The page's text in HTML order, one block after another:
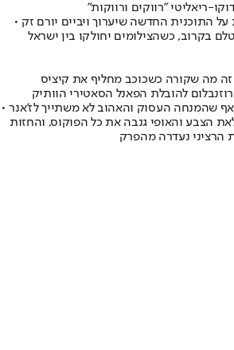
ריאליטי "רווקים ורווקות"
התוכנית החדשה שיערוך ויביים יורם זק •
בקרוב, כשהצילומים יחולקו בין ישראל
מה שקורה כשכוכב מחליף את קיציס
להובלת הפאנל הסאטירי הוותיק
אף שהמנחה העסוק והאהוב לא משתייך לז'אנר •
הצבע והאופי גנבה את כל הפוקוס, והחזות
הרציני נעדרה מהפרק